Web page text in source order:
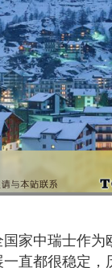
家中瑞士作为
直都很稳定，